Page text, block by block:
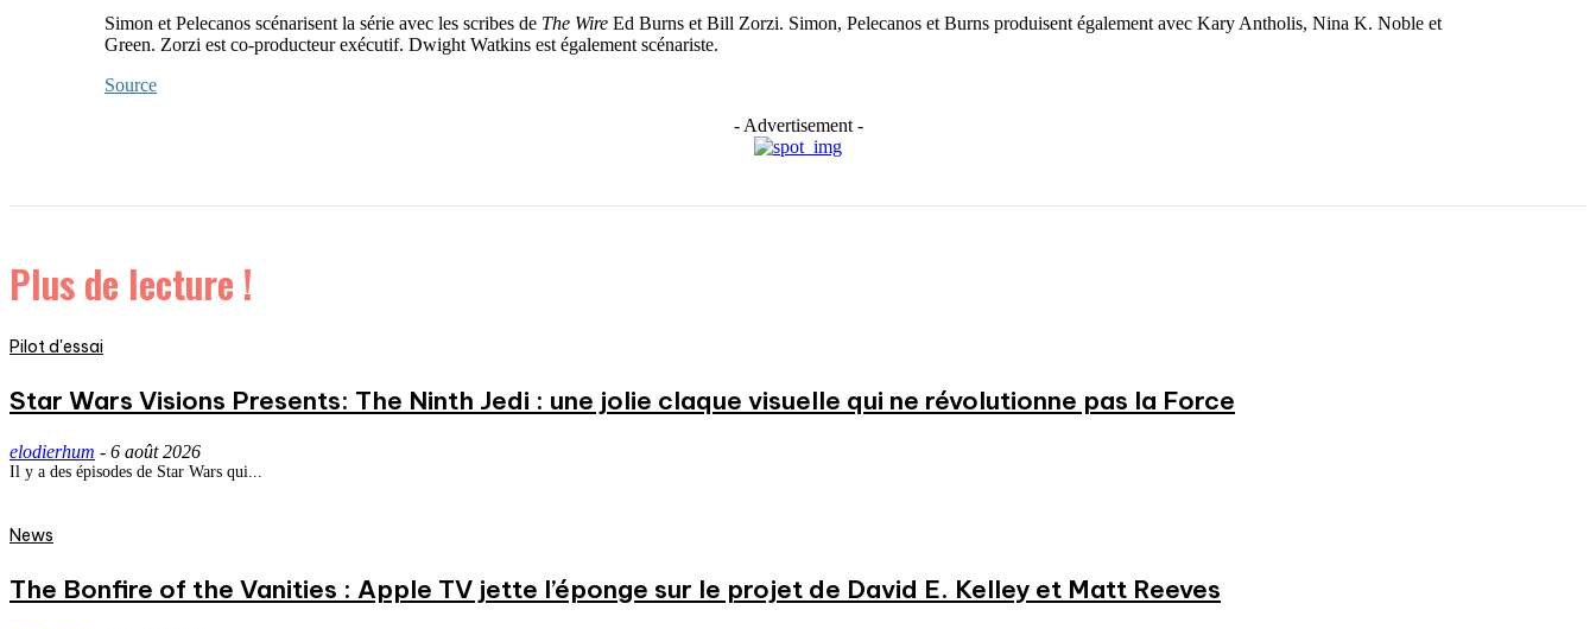
Simon et Pelecanos scénarisent la série avec les scribes de The Wire Ed Burns et Bill Zorzi. Simon, Pelecanos et Burns produisent également avec Kary Antholis, Nina K. Noble et
Green. Zorzi est co-producteur exécutif. Dwight Watkins est également scénariste.
Source
- Advertisement -
Plus de lecture !
Pilot d'essai
Star Wars Visions Presents: The Ninth Jedi : une jolie claque visuelle qui ne révolutionne pas la Force
elodierhum - 6 août 2026
Il y a des épisodes de Star Wars qui...
News
The Bonfire of the Vanities : Apple TV jette l’éponge sur le projet de David E. Kelley et Matt Reeves